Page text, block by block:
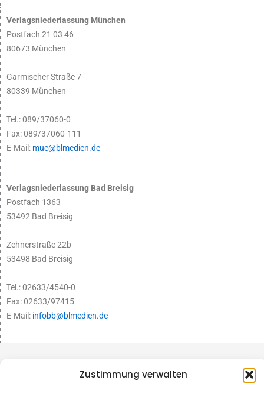
Zustimmung verwalten
Verlagsniederlassung München
Postfach 21 03 46
80673 München
Garmischer Straße 7
80339 München
Tel.: 089/37060-0
Fax: 089/37060-111
E-Mail: muc@blmedien.de
Verlagsniederlassung Bad Breisig
Postfach 1363
53492 Bad Breisig
Zehnerstraße 22b
53498 Bad Breisig
Tel.: 02633/4540-0
Fax: 02633/97415
E-Mail: infobb@blmedien.de